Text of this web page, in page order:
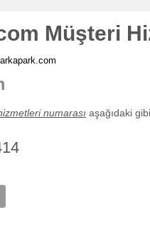
Müşteri
numarası aşağıdaki